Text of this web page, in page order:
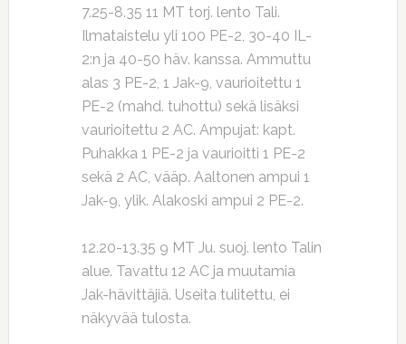
7.25-8.35 11 MT torj. lento Tali.
Ilmataistelu yli 100 PE-2, 30-40 IL-
2:n ja 40-50 häv. kanssa. Ammuttu
alas 3 PE-2, 1 Jak-9, vaurioitettu 1
PE-2 (mahd. tuhottu) sekä lisäksi
vaurioitettu 2 AC. Ampujat: kapt.
Puhakka 1 PE-2 ja vaurioitti 1 PE-2
sekä 2 AC, vääp. Aaltonen ampui 1
Jak-9, ylik. Alakoski ampui 2 PE-2.
12.20-13.35 9 MT Ju. suoj. lento Talin
alue. Tavattu 12 AC ja muutamia
Jak-hävittäjiä. Useita tulitettu, ei
näkyvää tulosta.